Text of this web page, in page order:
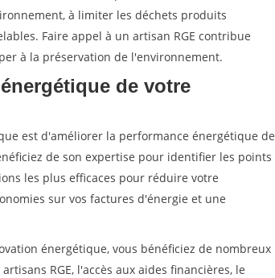
à limiter les déchets produits
Faire appel à un artisan RGE contribue
à la préservation de l'environnement.
de votre
est d'améliorer la performance énergétique de
de son expertise pour identifier les points
les plus efficaces pour réduire votre
sur vos factures d'énergie et une
énergétique, vous bénéficiez de nombreux
RGE, l'accès aux aides financières, le